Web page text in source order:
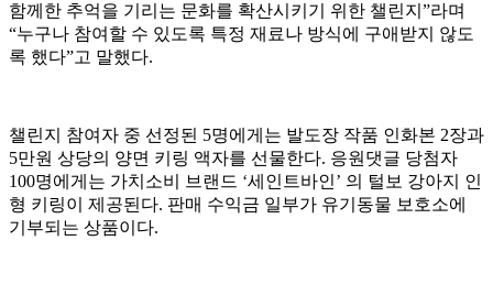
함께한 추억을 기리는 문화를 확산시키기 위한 챌린지”라며
“누구나 참여할 수 있도록 특정 재료나 방식에 구애받지 않도
록 했다”고 말했다.
챌린지 참여자 중 선정된 5명에게는 발도장 작품 인화본 2장과
5만원 상당의 양면 키링 액자를 선물한다. 응원댓글 당첨자
100명에게는 가치소비 브랜드 ‘세인트바인’ 의 털보 강아지 인
형 키링이 제공된다. 판매 수익금 일부가 유기동물 보호소에
기부되는 상품이다.